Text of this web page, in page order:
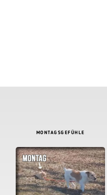
MONTAGSGEFÜHLE